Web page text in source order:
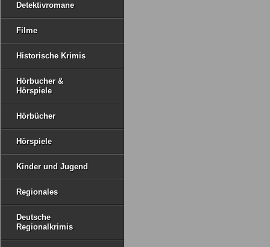
Detektivromane
Filme
Historische Krimis
Hörbucher &
Hörspiele
Hörbücher
Hörspiele
Kinder und Jugend
Regionales
Deutsche
Regionalkrimis